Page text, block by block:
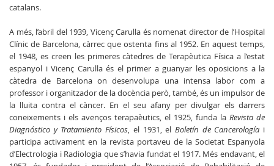
catalans.
A més, l’abril del 1939, Vicenç Carulla és nomenat director de l’Hospital
Clínic de Barcelona, càrrec que ostenta fins al 1952. En aquest temps,
el 1948, es creen les primeres càtedres de Terapèutica Física a l’estat
espanyol i Vicenç Carulla és el primer a guanyar les oposicions a la
càtedra de Barcelona on desenvolupa una intensa labor com a
professor i organitzador de la docència però, també, és un impulsor de
la lluita contra el càncer. En el seu afany per divulgar els darrers
coneixements i els avenços terapaèutics, el 1925, funda la Revista de
Diagnóstico y Tratamiento Físicos, el 1931, el Boletín de Cancerología i
participa activament en la revista portaveu de la Societat Espanyola
d’Electrologia i Radiologia que s’havia fundat el 1917. Més endavant, el